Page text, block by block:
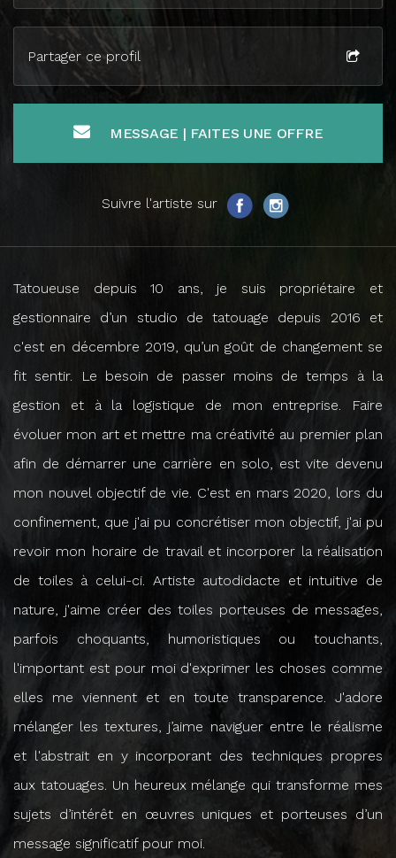
Suivre l'artiste sur
Partager ce profil
MESSAGE | FAITES UNE OFFRE
Tatoueuse depuis 10 ans, je suis propriétaire et
gestionnaire d’un studio de tatouage depuis 2016 et
c'est en décembre 2019, qu’un goût de changement se
fit sentir. Le besoin de passer moins de temps à la
gestion et à la logistique de mon entreprise. Faire
évoluer mon art et mettre ma créativité au premier plan
afin de démarrer une carrière en solo, est vite devenu
mon nouvel objectif de vie. C'est en mars 2020, lors du
confinement, que j'ai pu concrétiser mon objectif, j'ai pu
revoir mon horaire de travail et incorporer la réalisation
de toiles à celui-ci. Artiste autodidacte et intuitive de
nature, j'aime créer des toiles porteuses de messages,
parfois choquants, humoristiques ou touchants,
l'important est pour moi d'exprimer les choses comme
elles me viennent et en toute transparence. J'adore
mélanger les textures, j’aime naviguer entre le réalisme
et l'abstrait en y incorporant des techniques propres
aux tatouages. Un heureux mélange qui transforme mes
sujets d’intérêt en œuvres uniques et porteuses d’un
message significatif pour moi.